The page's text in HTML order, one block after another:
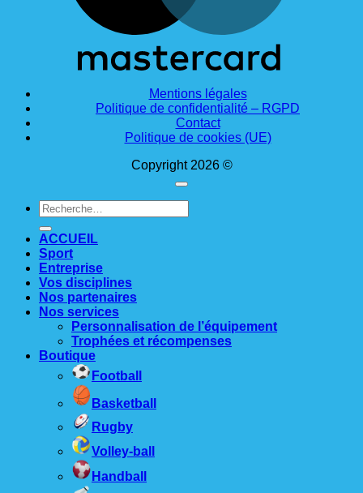
Mentions légales
Politique de confidentialité – RGPD
Contact
Politique de cookies (UE)
Copyright 2026 ©
Recherche
pour :
ACCUEIL
Sport
Entreprise
Vos disciplines
Nos partenaires
Nos services
Personnalisation de l’équipement
Trophées et récompenses
Boutique
Football
Basketball
Rugby
Volley-ball
Handball